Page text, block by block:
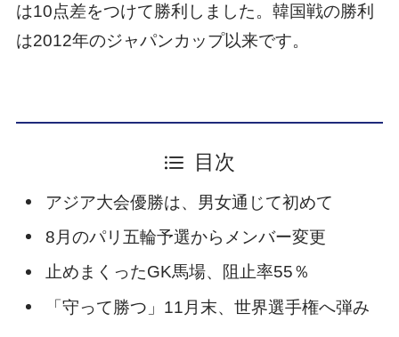
は10点差をつけて勝利しました。韓国戦の勝利
は2012年のジャパンカップ以来です。
目次
アジア大会優勝は、男女通じて初めて
8月のパリ五輪予選からメンバー変更
止めまくったGK馬場、阻止率55％
「守って勝つ」11月末、世界選手権へ弾み